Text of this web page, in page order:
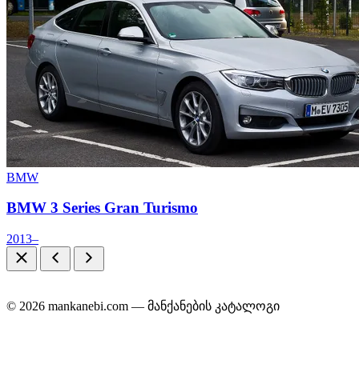
BMW
BMW 3 Series Gran Turismo
2013–
© 2026 mankanebi.com — მანქანების კატალოგი